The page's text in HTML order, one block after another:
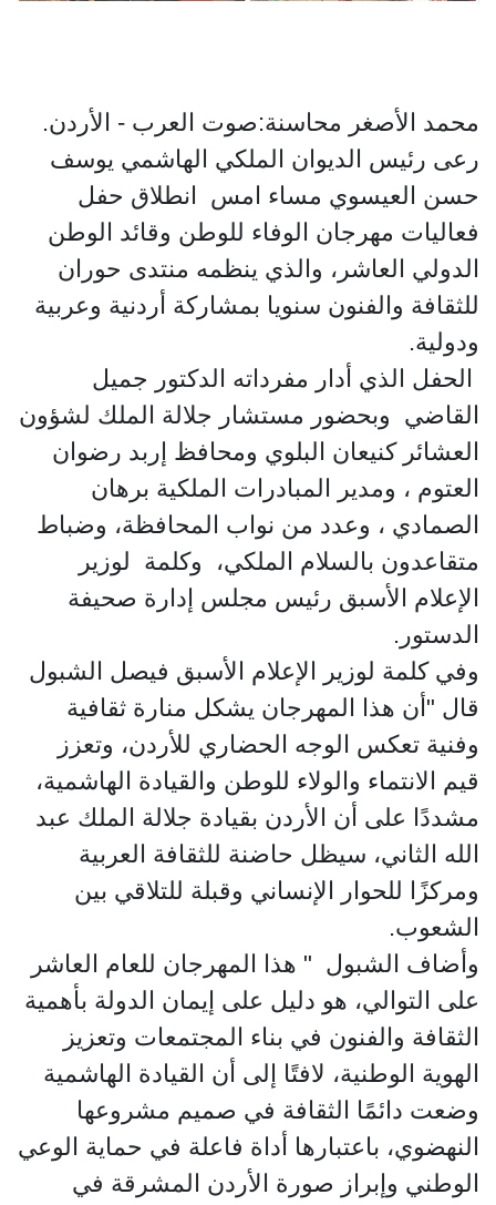
محمد الأصغر محاسنة:صوت العرب - الأردن.
رعى رئيس الديوان الملكي الهاشمي يوسف
حسن العيسوي مساء امس انطلاق حفل
فعاليات مهرجان الوفاء للوطن وقائد الوطن
الدولي العاشر، والذي ينظمه منتدى حوران
للثقافة والفنون سنويا بمشاركة أردنية وعربية
ودولية.
الحفل الذي أدار مفرداته الدكتور جميل
القاضي وبحضور مستشار جلالة الملك لشؤون
العشائر كنيعان البلوي ومحافظ إربد رضوان
العتوم ، ومدير المبادرات الملكية برهان
الصمادي ، وعدد من نواب المحافظة، وضباط
متقاعدون بالسلام الملكي، وكلمة لوزير
الإعلام الأسبق رئيس مجلس إدارة صحيفة
الدستور.
وفي كلمة لوزير الإعلام الأسبق فيصل الشبول
قال "أن هذا المهرجان يشكل منارة ثقافية
وفنية تعكس الوجه الحضاري للأردن، وتعزز
قيم الانتماء والولاء للوطن والقيادة الهاشمية،
مشددًا على أن الأردن بقيادة جلالة الملك عبد
الله الثاني، سيظل حاضنة للثقافة العربية
ومركزًا للحوار الإنساني وقبلة للتلاقي بين
الشعوب.
وأضاف الشبول " هذا المهرجان للعام العاشر
على التوالي، هو دليل على إيمان الدولة بأهمية
الثقافة والفنون في بناء المجتمعات وتعزيز
الهوية الوطنية، لافتًا إلى أن القيادة الهاشمية
وضعت دائمًا الثقافة في صميم مشروعها
النهضوي، باعتبارها أداة فاعلة في حماية الوعي
الوطني وإبراز صورة الأردن المشرقة في